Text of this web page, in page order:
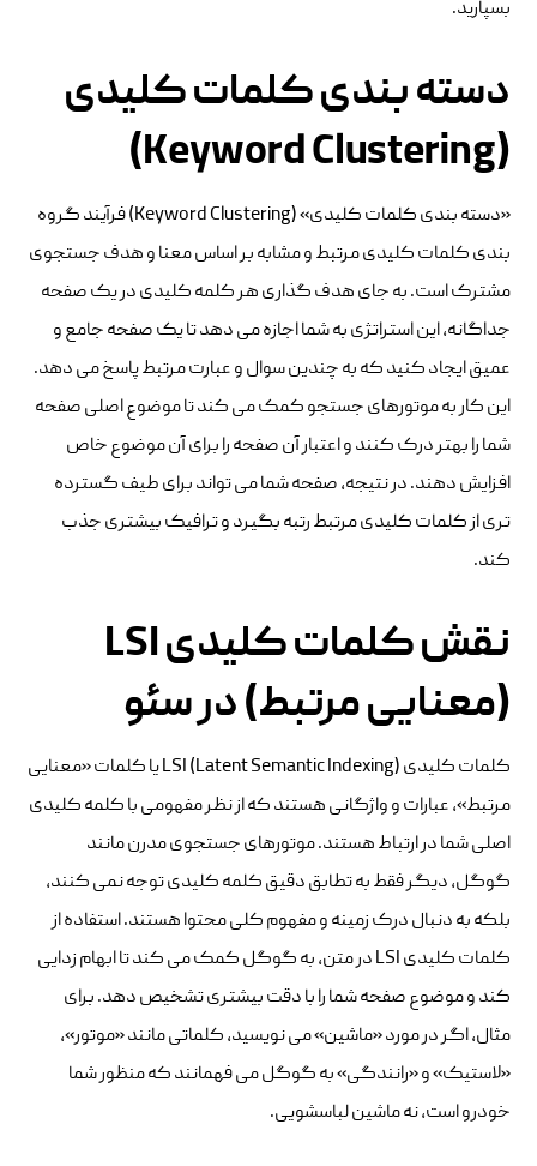
بسپارید.
دسته بندی کلمات کلیدی
(Keyword Clustering)
«دسته بندی کلمات کلیدی» (Keyword Clustering) فرآیند گروه
بندی کلمات کلیدی مرتبط و مشابه بر اساس معنا و هدف جستجوی
مشترک است. به جای هدف گذاری هر کلمه کلیدی در یک صفحه
جداگانه، این استراتژی به شما اجازه می دهد تا یک صفحه جامع و
عمیق ایجاد کنید که به چندین سوال و عبارت مرتبط پاسخ می دهد.
این کار به موتورهای جستجو کمک می کند تا موضوع اصلی صفحه
شما را بهتر درک کنند و اعتبار آن صفحه را برای آن موضوع خاص
افزایش دهند. در نتیجه، صفحه شما می تواند برای طیف گسترده
تری از کلمات کلیدی مرتبط رتبه بگیرد و ترافیک بیشتری جذب
کند.
نقش کلمات کلیدی LSI
(معنایی مرتبط) در سئو
کلمات کلیدی LSI (Latent Semantic Indexing) یا کلمات «معنایی
مرتبط»، عبارات و واژگانی هستند که از نظر مفهومی با کلمه کلیدی
اصلی شما در ارتباط هستند. موتورهای جستجوی مدرن مانند
گوگل، دیگر فقط به تطابق دقیق کلمه کلیدی توجه نمی کنند،
بلکه به دنبال درک زمینه و مفهوم کلی محتوا هستند. استفاده از
کلمات کلیدی LSI در متن، به گوگل کمک می کند تا ابهام زدایی
کند و موضوع صفحه شما را با دقت بیشتری تشخیص دهد. برای
مثال، اگر در مورد «ماشین» می نویسید، کلماتی مانند «موتور»،
«لاستیک» و «رانندگی» به گوگل می فهمانند که منظور شما
خودرو است، نه ماشین لباسشویی.